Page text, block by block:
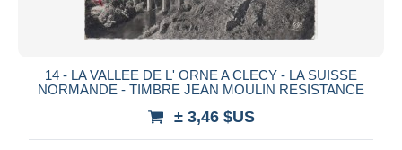
14 - LA VALLEE DE L' ORNE A CLECY - LA SUISSE
NORMANDE - TIMBRE JEAN MOULIN RESISTANCE
± 3,46 $US